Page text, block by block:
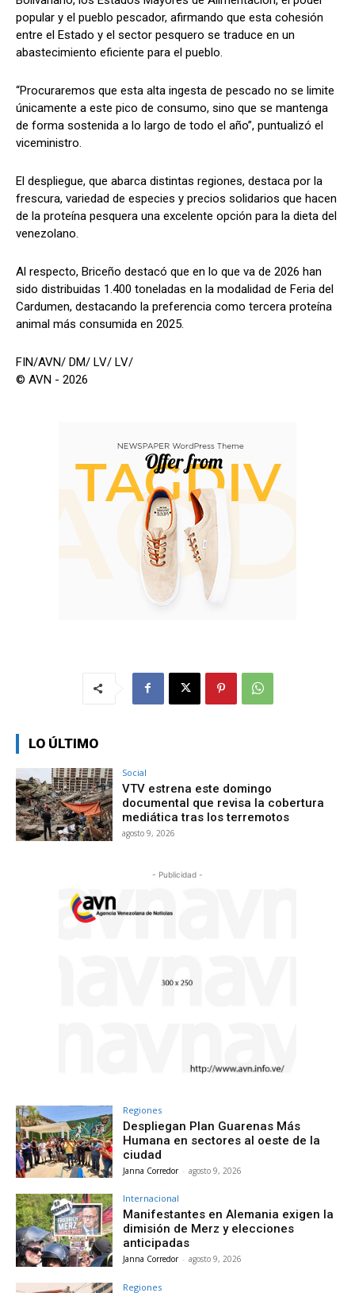
popular y el pueblo pescador, afirmando que esta cohesión
entre el Estado y el sector pesquero se traduce en un
abastecimiento eficiente para el pueblo.
“Procuraremos que esta alta ingesta de pescado no se limite
únicamente a este pico de consumo, sino que se mantenga
de forma sostenida a lo largo de todo el año”, puntualizó el
viceministro.
El despliegue, que abarca distintas regiones, destaca por la
frescura, variedad de especies y precios solidarios que hacen
de la proteína pesquera una excelente opción para la dieta del
venezolano.
Al respecto, Briceño destacó que en lo que va de 2026 han
sido distribuidas 1.400 toneladas en la modalidad de Feria del
Cardumen, destacando la preferencia como tercera proteína
animal más consumida en 2025.
FIN/AVN/ DM/ LV/ LV/
© AVN - 2026
LO ÚLTIMO
Social
VTV estrena este domingo
documental que revisa la cobertura
mediática tras los terremotos
agosto 9, 2026
- Publicidad -
Regiones
Despliegan Plan Guarenas Más
Humana en sectores al oeste de la
ciudad
Janna Corredor - agosto 9, 2026
Internacional
Manifestantes en Alemania exigen la
dimisión de Merz y elecciones
anticipadas
Janna Corredor - agosto 9, 2026
Regiones